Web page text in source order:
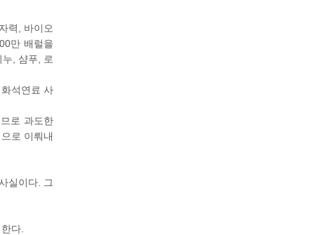
력, 바이오
만 배럴을
, 샴푸, 로
석연료 사
로 과도한
로 이뤄내
실이다. 그
다.